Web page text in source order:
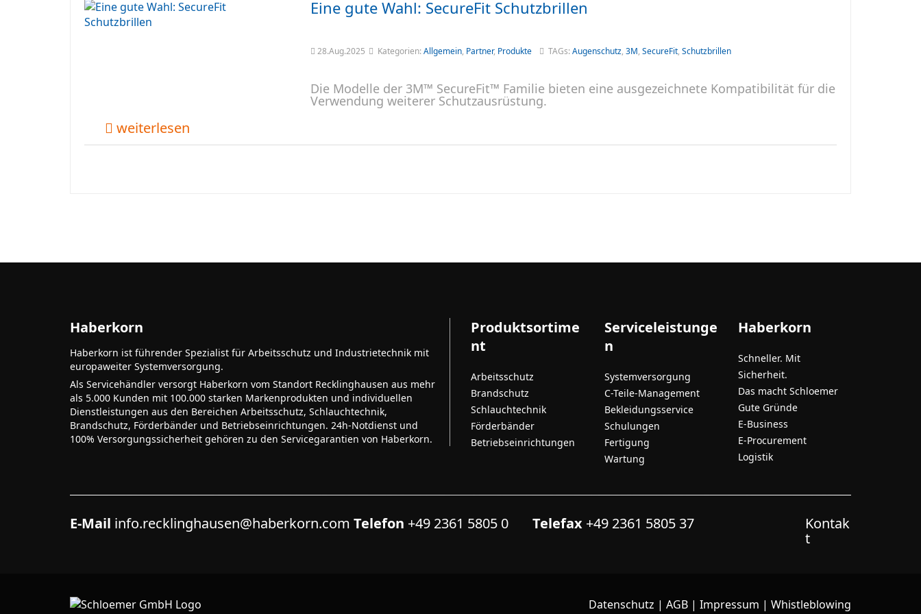
Eine gute Wahl: SecureFit Schutzbrillen
28.Aug.2025 Kategorien:Allgemein, Partner, Produkte TAGs:Augenschutz, 3M, SecureFit, Schutzbrillen
Die Modelle der 3M™ SecureFit™ Familie bieten eine ausgezeichnete Kompatibilität für die
Verwendung weiterer Schutzausrüstung.
weiterlesen
Haberkorn
Haberkorn ist führender Spezialist für Arbeitsschutz und Industrietechnik mit
europaweiter Systemversorgung.
Als Servicehändler versorgt Haberkorn vom Standort Recklinghausen aus mehr
als 5.000 Kunden mit 100.000 starken Markenprodukten und individuellen
Dienstleistungen aus den Bereichen Arbeitsschutz, Schlauchtechnik,
Brandschutz, Förderbänder und Betriebseinrichtungen. 24h-Notdienst und
100% Versorgungssicherheit gehören zu den Servicegarantien von Haberkorn.
Produktsortime
nt
Arbeitsschutz
Brandschutz
Schlauchtechnik
Förderbänder
Betriebseinrichtungen
Serviceleistunge
n
Systemversorgung
C-Teile-Management
Bekleidungsservice
Schulungen
Fertigung
Wartung
Haberkorn
Schneller. Mit
Sicherheit.
Das macht Schloemer
Gute Gründe
E-Business
E-Procurement
Logistik
E-Mail info.recklinghausen@haberkorn.com Telefon +49 2361 5805 0 Telefax +49 2361 5805 37
Kontak
t
Datenschutz | AGB | Impressum | Whistleblowing